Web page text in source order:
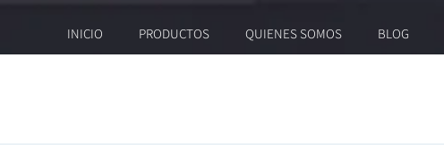
INICIO PRODUCTOS QUIENES SOMOS BLOG